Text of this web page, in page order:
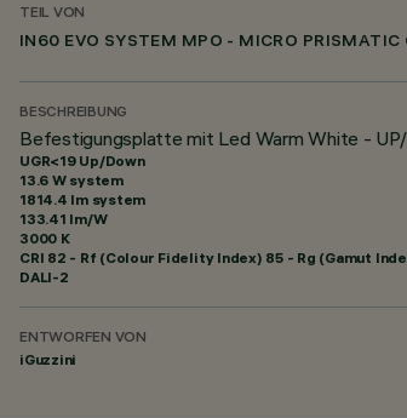
TEIL VON
IN60 EVO SYSTEM MPO - MICRO PRISMATIC
BESCHREIBUNG
Befestigungsplatte mit Led Warm White -
UGR<19 Up/Down
13.6 W system
1814.4 lm system
133.41 lm/W
3000 K
CRI 82 - Rf (Colour Fidelity Index) 85 - Rg (Gamut
DALI-2
ENTWORFEN VON
iGuzzini